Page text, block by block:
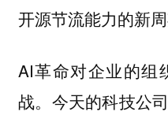
开源节流能力的新周
AI革命对企业的组
战。今天的科技公